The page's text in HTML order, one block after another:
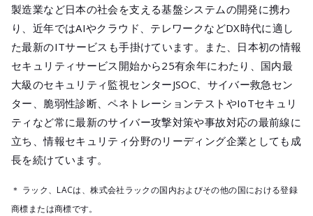
製造業など日本の社会を支える基盤システムの開発に携わ
り、近年ではAIやクラウド、テレワークなどDX時代に適し
た最新のITサービスも手掛けています。また、日本初の情報
セキュリティサービス開始から25有余年にわたり、国内最
大級のセキュリティ監視センターJSOC、サイバー救急セン
ター、脆弱性診断、ペネトレーションテストやIoTセキュリ
ティなど常に最新のサイバー攻撃対策や事故対応の最前線に
立ち、情報セキュリティ分野のリーディング企業としても成
長を続けています。
＊ ラック、LACは、株式会社ラックの国内およびその他の国における登録
商標または商標です。